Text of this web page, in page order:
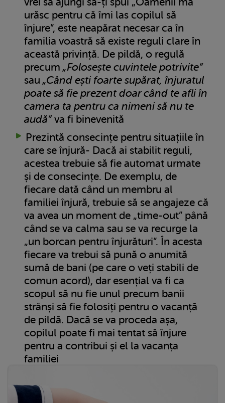
urăsc pentru că îmi las copilul să
înjure”, este neapărat necesar ca în
familia voastră să existe reguli clare în
această privință. De pildă, o regulă
precum „Folosește cuvintele potrivite”
sau „Când ești foarte supărat, înjuratul
poate să fie prezent doar când te afli în
camera ta pentru ca nimeni să nu te
audă”va fi binevenită
Prezintă consecințe pentru situațiile în
care se înjură- Dacă ai stabilit reguli,
acestea trebuie să fie automat urmate
și de consecințe. De exemplu, de
fiecare dată când un membru al
familiei înjură, trebuie să se angajeze că
va avea un moment de „time-out” până
când se va calma sau se va recurge la
„un borcan pentru înjurături”. În acesta
fiecare va trebui să pună o anumită
sumă de bani (pe care o veți stabili de
comun acord), dar esențial va fi ca
scopul să nu fie unul precum banii
strânși să fie folosiți pentru o vacanță
de pildă. Dacă se va proceda așa,
copilul poate fi mai tentat să înjure
pentru a contribui și el la vacanța
familiei